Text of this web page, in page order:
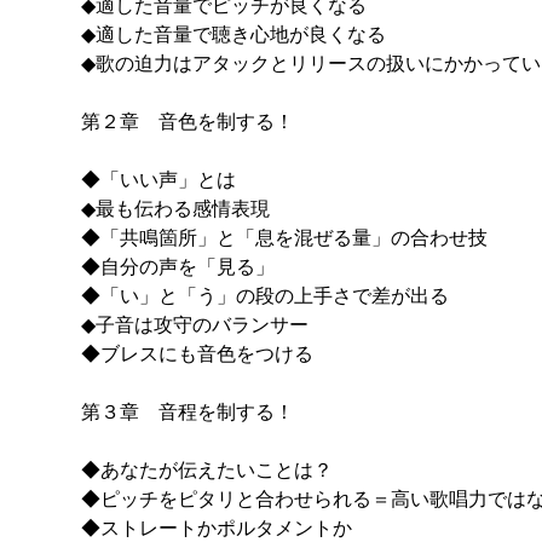
◆適した音量でピッチが良くなる
◆適した音量で聴き心地が良くなる
◆歌の迫力はアタックとリリースの扱いにかかって
第２章 音色を制する！
◆「いい声」とは
◆最も伝わる感情表現
◆「共鳴箇所」と「息を混ぜる量」の合わせ技
◆自分の声を「見る」
◆「い」と「う」の段の上手さで差が出る
◆子音は攻守のバランサー
◆ブレスにも音色をつける
第３章 音程を制する！
◆あなたが伝えたいことは？
◆ピッチをピタリと合わせられる＝高い歌唱力では
◆ストレートかポルタメントか